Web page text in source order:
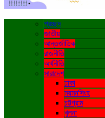
প্রচ্ছদ
জাতীয়
আন্তর্জাতিক
রাজনীতি
অর্থনীতি
সারাদেশ
ঢাকা
ময়মনসিংহ
চট্টগ্রাম
খুলনা